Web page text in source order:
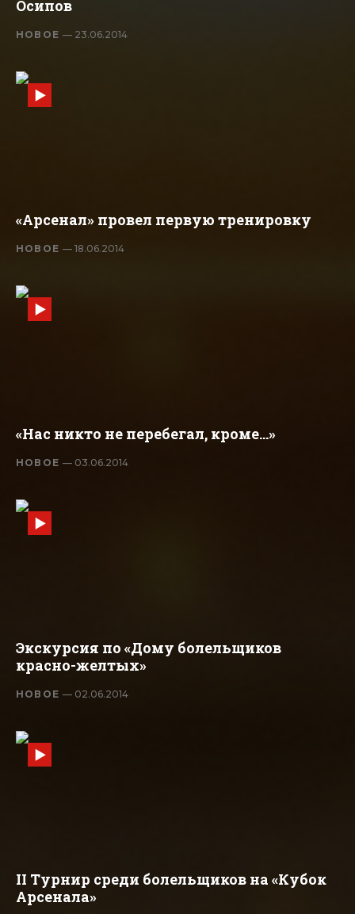
Осипов
НОВОЕ— 23.06.2014
«Арсенал» провел первую тренировку
НОВОЕ— 18.06.2014
«Нас никто не перебегал, кроме...»
НОВОЕ— 03.06.2014
Экскурсия по «Дому болельщиков
красно-желтых»
НОВОЕ— 02.06.2014
II Турнир среди болельщиков на «Кубок
Арсенала»